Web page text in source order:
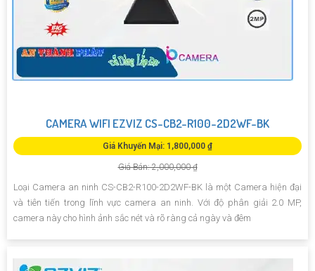
CAMERA WIFI EZVIZ CS-CB2-R100-2D2WF-BK
Giá Khuyến Mại: 1,800,000 ₫
Giá Bán: 2,000,000 ₫
Loại Camera an ninh CS-CB2-R100-2D2WF-BK là một Camera hiện đại
và tiên tiến trong lĩnh vực camera an ninh. Với độ phân giải 2.0 MP,
camera này cho hình ảnh sắc nét và rõ ràng cả ngày và đêm